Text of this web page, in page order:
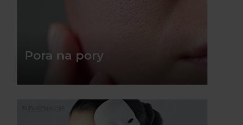
Pora na pory
PIELĘGNACJA